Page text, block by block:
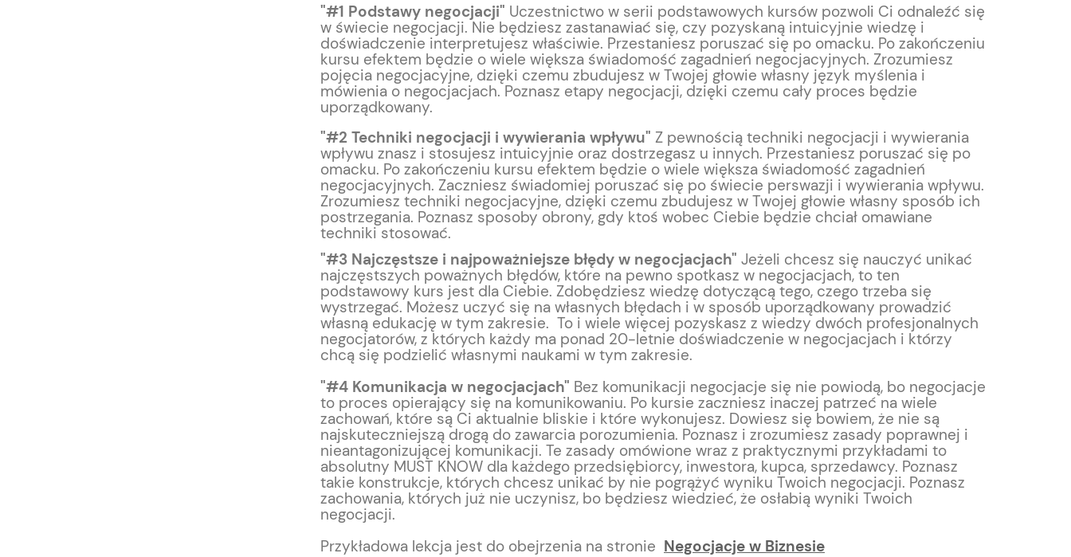
"#1 Podstawy negocjacji" Uczestnictwo w serii podstawowych kursów pozwoli Ci odnaleźć się
w świecie negocjacji. Nie będziesz zastanawiać się, czy pozyskaną intuicyjnie wiedzę i
doświadczenie interpretujesz właściwie. Przestaniesz poruszać się po omacku. Po zakończeniu
kursu efektem będzie o wiele większa świadomość zagadnień negocjacyjnych. Zrozumiesz
pojęcia negocjacyjne, dzięki czemu zbudujesz w Twojej głowie własny język myślenia i
mówienia o negocjacjach. Poznasz etapy negocjacji, dzięki czemu cały proces będzie
uporządkowany.
"#2 Techniki negocjacji i wywierania wpływu" Z pewnością techniki negocjacji i wywierania
wpływu znasz i stosujesz intuicyjnie oraz dostrzegasz u innych. Przestaniesz poruszać się po
omacku. Po zakończeniu kursu efektem będzie o wiele większa świadomość zagadnień
negocjacyjnych. Zaczniesz świadomiej poruszać się po świecie perswazji i wywierania wpływu.
Zrozumiesz techniki negocjacyjne, dzięki czemu zbudujesz w Twojej głowie własny sposób ich
postrzegania. Poznasz sposoby obrony, gdy ktoś wobec Ciebie będzie chciał omawiane
techniki stosować.
"#3 Najczęstsze i najpoważniejsze błędy w negocjacjach" Jeżeli chcesz się nauczyć unikać
najczęstszych poważnych błędów, które na pewno spotkasz w negocjacjach, to ten
podstawowy kurs jest dla Ciebie. Zdobędziesz wiedzę dotyczącą tego, czego trzeba się
wystrzegać. Możesz uczyć się na własnych błędach i w sposób uporządkowany prowadzić
własną edukację w tym zakresie. To i wiele więcej pozyskasz z wiedzy dwóch profesjonalnych
negocjatorów, z których każdy ma ponad 20-letnie doświadczenie w negocjacjach i którzy
chcą się podzielić własnymi naukami w tym zakresie.
"#4 Komunikacja w negocjacjach" Bez komunikacji negocjacje się nie powiodą, bo negocjacje
to proces opierający się na komunikowaniu. Po kursie zaczniesz inaczej patrzeć na wiele
zachowań, które są Ci aktualnie bliskie i które wykonujesz. Dowiesz się bowiem, że nie są
najskuteczniejszą drogą do zawarcia porozumienia. Poznasz i zrozumiesz zasady poprawnej i
nieantagonizującej komunikacji. Te zasady omówione wraz z praktycznymi przykładami to
absolutny MUST KNOW dla każdego przedsiębiorcy, inwestora, kupca, sprzedawcy. Poznasz
takie konstrukcje, których chcesz unikać by nie pogrążyć wyniku Twoich negocjacji. Poznasz
zachowania, których już nie uczynisz, bo będziesz wiedzieć, że osłabią wyniki Twoich
negocjacji.
Przykładowa lekcja jest do obejrzenia na stronie Negocjacje w Biznesie